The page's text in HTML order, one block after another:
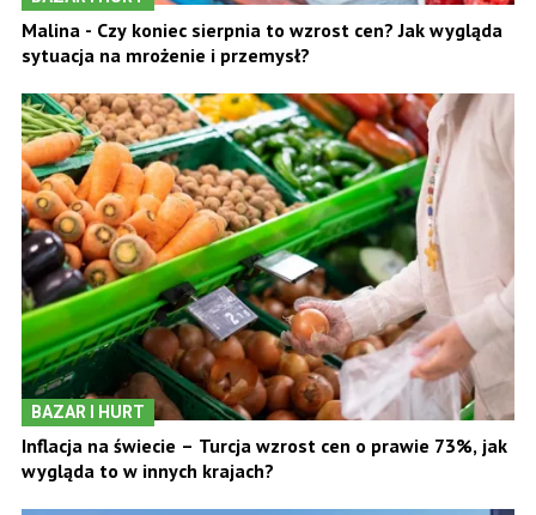
Malina - Czy koniec sierpnia to wzrost cen? Jak wygląda
sytuacja na mrożenie i przemysł?
BAZAR I HURT
Inflacja na świecie – Turcja wzrost cen o prawie 73%, jak
wygląda to w innych krajach?